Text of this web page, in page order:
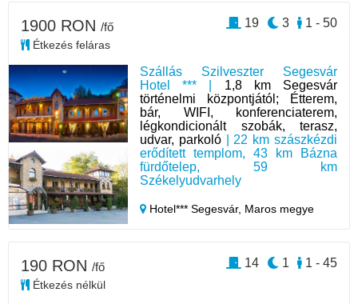
Szállás Szilveszter Segesvár
Hotel *** | 1,8 km Segesvár
történelmi központjától; Étterem,
bár, WIFI, konferenciaterem,
légkondicionált szobák, terasz,
udvar, parkoló| 22 km szászkézdi
erődített templom, 43 km Bázna
fürdőtelep, 59 km
Székelyudvarhely
Hotel*** Segesvár, Maros megye
1900 RON /fő
Étkezés feláras
1 - 50
3
19
190 RON /fő
Étkezés nélkül
1 - 45
1
14